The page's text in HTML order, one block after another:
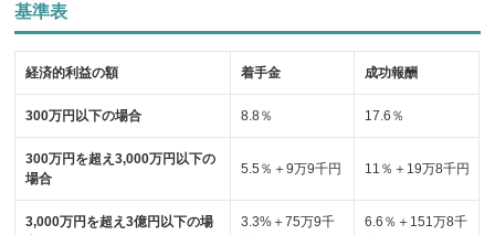
基準表
経済的利益の額 着手金 成功報酬
300万円以下の場合 8.8％ 17.6％
300万円を超え3,000万円以下の
場合
5.5％＋9万9千円 11％＋19万8千円
3,000万円を超え3億円以下の場
3.3%＋75万9千
6.6％＋151万8千